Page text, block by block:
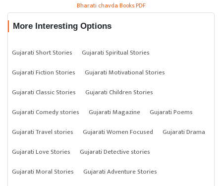
Bharati chavda Books PDF
More Interesting Options
Gujarati Short Stories
Gujarati Spiritual Stories
Gujarati Fiction Stories
Gujarati Motivational Stories
Gujarati Classic Stories
Gujarati Children Stories
Gujarati Comedy stories
Gujarati Magazine
Gujarati Poems
Gujarati Travel stories
Gujarati Women Focused
Gujarati Drama
Gujarati Love Stories
Gujarati Detective stories
Gujarati Moral Stories
Gujarati Adventure Stories